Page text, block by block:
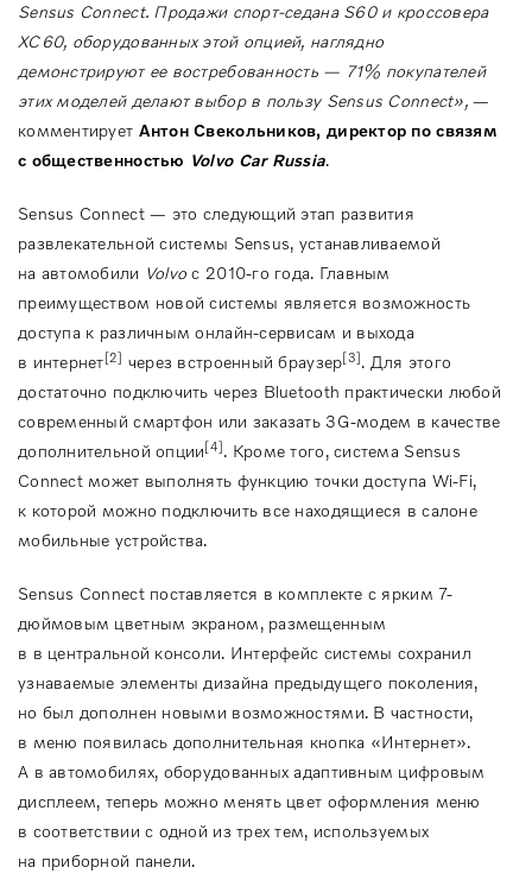
Sensus Connect. Продажи спорт-седана S60 и кроссовера
XC60, оборудованных этой опцией, наглядно
демонстрируют ее востребованность — 71% покупателей
этих моделей делают выбор в пользу Sensus Connect»,—
комментирует Антон Свекольников, директор по связям
с общественностью Volvo Car Russia.
Sensus Connect — это следующий этап развития
развлекательной системы Sensus, устанавливаемой
на автомобили Volvo с 2010-го года. Главным
преимуществом новой системы является возможность
доступа к различным онлайн-сервисам и выхода
в интернет[2] через встроенный браузер[3]. Для этого
достаточно подключить через Bluetooth практически любой
современный смартфон или заказать 3G-модем в качестве
дополнительной опции[4]. Кроме того, система Sensus
Connect может выполнять функцию точки доступа Wi-Fi,
к которой можно подключить все находящиеся в салоне
мобильные устройства.
Sensus Connect поставляется в комплекте с ярким 7-
дюймовым цветным экраном, размещенным
в в центральной консоли. Интерфейс системы сохранил
узнаваемые элементы дизайна предыдущего поколения,
но был дополнен новыми возможностями. В частности,
в меню появилась дополнительная кнопка «Интернет».
А в автомобилях, оборудованных адаптивным цифровым
дисплеем, теперь можно менять цвет оформления меню
в соответствии с одной из трех тем, используемых
на приборной панели.